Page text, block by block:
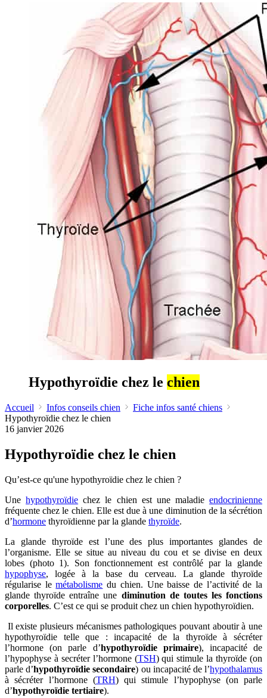
Hypothyroïdie chez le chien
Accueil Infos conseils chien
Fiche infos santé chiens
Hypothyroïdie chez le chien
16 janvier 2026
Hypothyroïdie chez le chien
Qu’est-ce qu'une hypothyroïdie chez le chien ?
Unehypothyroïdie chez le chien est une maladie endocrinienne
fréquente chez le chien. Elle est due à une diminution de la sécrétion
d’hormone thyroïdienne par la glande thyroïde.
La glande thyroïde est l’une des plus importantes glandes de
l’organisme. Elle se situe au niveau du cou et se divise en deux
lobes (photo 1). Son fonctionnement est contrôlé par la glande
hypophyse, logée à la base du cerveau. La glande thyroïde
régularise lemétabolisme du chien. Une baisse de l’activité de la
glande thyroïde entraîne une diminution de toutes les fonctions
corporelles. C’est ce qui se produit chez un chien hypothyroïdien.
Il existe plusieurs mécanismes pathologiques pouvant aboutir à une
hypothyroïdie telle que : incapacité de la thyroïde à sécréter
l’hormone (on parle d’hypothyroïdie primaire), incapacité de
l’hypophyse à secréter l’hormone (TSH) qui stimule la thyroïde (on
parle d’hypothyroïdie secondaire) ou incapacité de l’hypothalamus
à sécréter l’hormone (TRH) qui stimule l’hypophyse (on parle
d’hypothyroïdie tertiaire).